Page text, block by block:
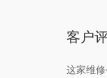
客户
这家维